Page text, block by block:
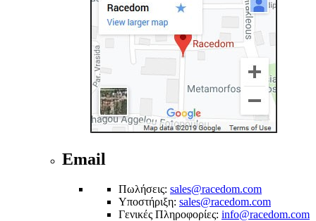
Email
Πωλήσεις: sales@racedom.com
Υποστήριξη: sales@racedom.com
Γενικές Πληροφορίες: info@racedom.com